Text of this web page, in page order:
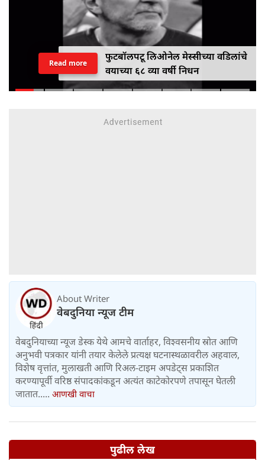
फुटबॉलपटू लिओनेल मेस्सीच्या वडिलांचे
वयाच्या ६८ व्या वर्षी निधन
Read more
About Writer
वेबदुनिया न्यूज टीम
वेबदुनियाच्या न्यूज डेस्क येथे आमचे वार्ताहर, विश्वसनीय स्रोत आणि
अनुभवी पत्रकार यांनी तयार केलेले प्रत्यक्ष घटनास्थळावरील अहवाल,
विशेष वृत्तांत, मुलाखती आणि रिअल-टाइम अपडेट्स प्रकाशित
करण्यापूर्वी वरिष्ठ संपादकांकडून अत्यंत काटेकोरपणे तपासून घेतली
जातात..... आणखी वाचा
पुढील लेख